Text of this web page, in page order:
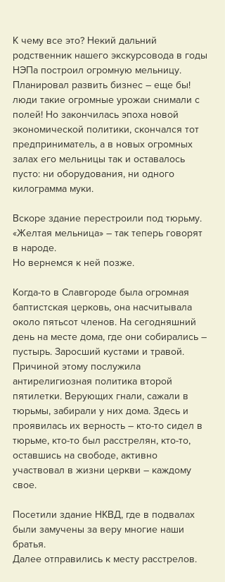
К чему все это? Некий дальний
родственник нашего экскурсовода в годы
НЭПа построил огромную мельницу.
Планировал развить бизнес – еще бы!
люди такие огромные урожаи снимали с
полей! Но закончилась эпоха новой
экономической политики, скончался тот
предприниматель, а в новых огромных
залах его мельницы так и оставалось
пусто: ни оборудования, ни одного
килограмма муки.
Вскоре здание перестроили под тюрьму.
«Желтая мельница» – так теперь говорят
в народе.
Но вернемся к ней позже.
Когда-то в Славгороде была огромная
баптистская церковь, она насчитывала
около пятьсот членов. На сегодняшний
день на месте дома, где они собирались –
пустырь. Заросший кустами и травой.
Причиной этому послужила
антирелигиозная политика второй
пятилетки. Верующих гнали, сажали в
тюрьмы, забирали у них дома. Здесь и
проявилась их верность – кто-то сидел в
тюрьме, кто-то был расстрелян, кто-то,
оставшись на свободе, активно
участвовал в жизни церкви – каждому
свое.
Посетили здание НКВД, где в подвалах
были замучены за веру многие наши
братья.
Далее отправились к месту расстрелов.